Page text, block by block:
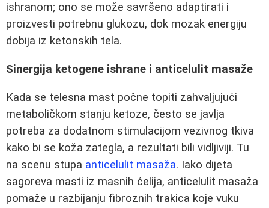
ishranom; ono se može savršeno adaptirati i
proizvesti potrebnu glukozu, dok mozak energiju
dobija iz ketonskih tela.
Sinergija ketogene ishrane i anticelulit masaže
Kada se telesna mast počne topiti zahvaljujući
metaboličkom stanju ketoze, često se javlja
potreba za dodatnom stimulacijom vezivnog tkiva
kako bi se koža zategla, a rezultati bili vidljiviji. Tu
na scenu stupa anticelulit masaža. Iako dijeta
sagoreva masti iz masnih ćelija, anticelulit masaža
pomaže u razbijanju fibroznih trakica koje vuku